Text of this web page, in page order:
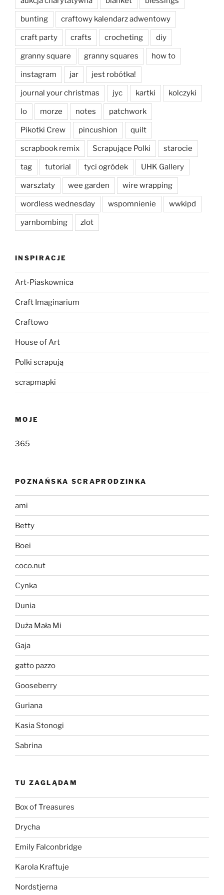
bunting craftowy kalendarz adwentowy
craft party crafts crocheting diy
granny square granny squares how to
instagram jar jest robótka!
journal your christmas jyc kartki kolczyki
lo morze notes patchwork
Pikotki Crew pincushion quilt
scrapbook remix Scrapujące Polki starocie
tag tutorial tyci ogródek UHK Gallery
warsztaty wee garden wire wrapping
wordless wednesday wspomnienie wwkipd
yarnbombing zlot
INSPIRACJE
Art-Piaskownica
Craft Imaginarium
Craftowo
House of Art
Polki scrapują
scrapmapki
MOJE
365
POZNAŃSKA SCRAPRODZINKA
ami
Betty
Boei
coco.nut
Cynka
Dunia
Duża Mała Mi
Gaja
gatto pazzo
Gooseberry
Guriana
Kasia Stonogi
Sabrina
TU ZAGLĄDAM
Box of Treasures
Drycha
Emily Falconbridge
Karola Kraftuje
Nordstjerna